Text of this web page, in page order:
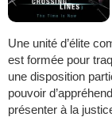
Une unité d’élite
est formée pour
une disposition
pouvoir
présenter à la